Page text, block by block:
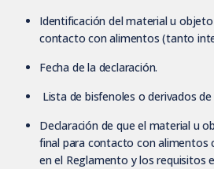
Identificación del material u
contacto con alimentos (tanto
Fecha de la declaración.
Lista de bisfenoles o derivados
Declaración de que el material u
final para contacto con alimentos
en el Reglamento y los requisitos